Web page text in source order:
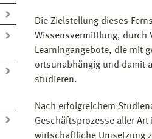
Die Zielstellung dieses
Wissensvermittlung, durch
Learningangebote, die mit
ortsunabhängig und damit
studieren.
Nach erfolgreichem
Geschäftsprozesse aller
wirtschaftliche Umsetzung